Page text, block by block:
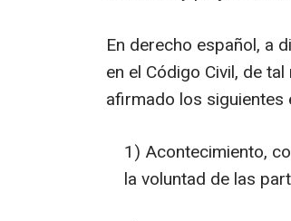
En derecho español, a
en el Código Civil, de
afirmado los siguientes
1) Acontecimiento,
la voluntad de las